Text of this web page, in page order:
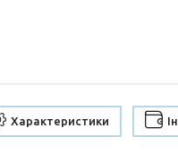
Характеристики